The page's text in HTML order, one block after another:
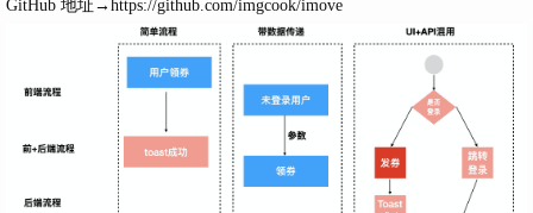
GitHub 地址→ https://github.com/imgcook/imove